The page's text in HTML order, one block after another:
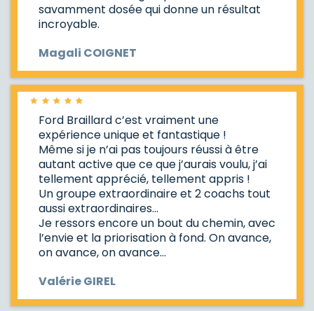
savamment dosée qui donne un résultat
incroyable.
Magali COIGNET
Ford Braillard c’est vraiment une
expérience unique et fantastique !
Même si je n’ai pas toujours réussi à être
autant active que ce que j’aurais voulu, j’ai
tellement apprécié, tellement appris !
Un groupe extraordinaire et 2 coachs tout
aussi extraordinaires...
Je ressors encore un bout du chemin, avec
l’envie et la priorisation à fond. On avance,
on avance, on avance...
Valérie GIREL